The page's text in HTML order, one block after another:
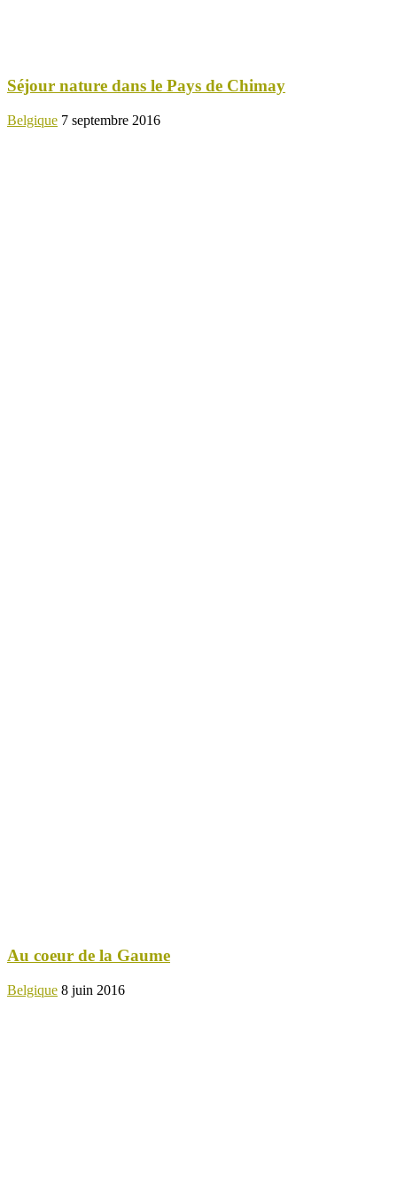
Séjour nature dans le Pays de Chimay
Belgique 7 septembre 2016
Au coeur de la Gaume
Belgique 8 juin 2016